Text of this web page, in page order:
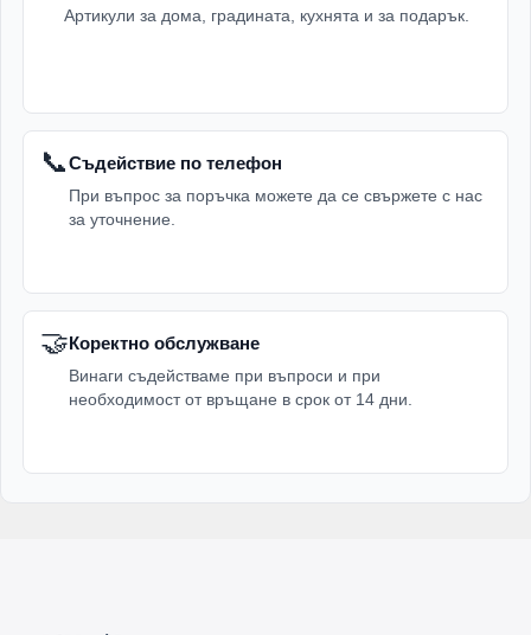
Артикули за дома, градината, кухнята и за подарък.
📞Съдействие по телефон
При въпрос за поръчка можете да се свържете с нас
за уточнение.
🤝Коректно обслужване
Винаги съдействаме при въпроси и при
необходимост от връщане в срок от 14 дни.